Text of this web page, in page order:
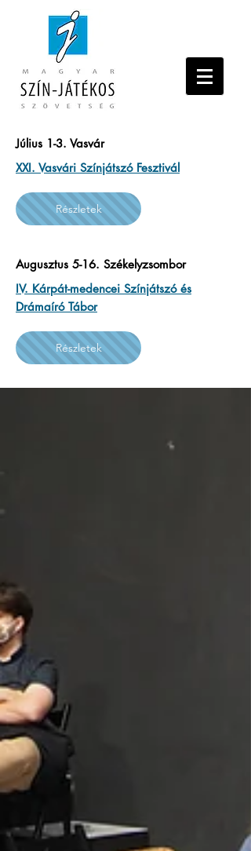
Július 1-3. Vasvár
XXI. Vasvári Színjátszó Fesztivál
Részletek
Augusztus 5-16. Székelyzsombor
IV. Kárpát-medencei Színjátszó és
Drámaíró Tábor
Részletek